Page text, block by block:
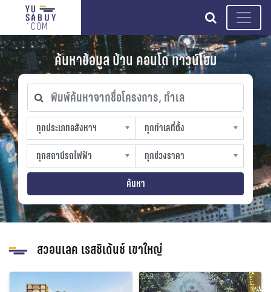
search
ค้นหาข้อมูล บ้าน คอนโด ทาวน์โฮม
พิมพ์ค้นหาจากชื่อโครงการ, ทำเล
ทุกประเภทอสังหาฯ
ทุกประเภทอสังหาฯ
sproperty
ทุกทำเลที่ตั้ง
ทุกทำเลที่ตั้ง
slocation
ทุกสถานีรถไฟฟ้า
ทุกสถานีรถไฟฟ้า
strain-station
ทุกช่วงราคา
ทุกช่วงราคา
sprice
ค้นหา
สวอนเลค เรสซิเด้นซ์ เขาใหญ่